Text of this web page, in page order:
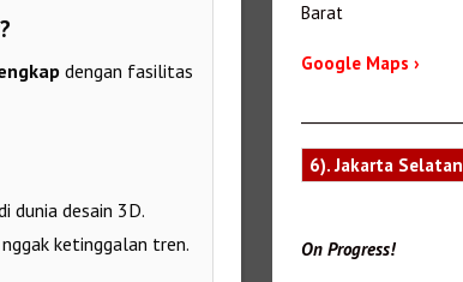
dengan fasilitas
dunia desain 3D.
ketinggalan tren.
Barat
Google Maps ›
6). Jakarta Selatan
On Progress!